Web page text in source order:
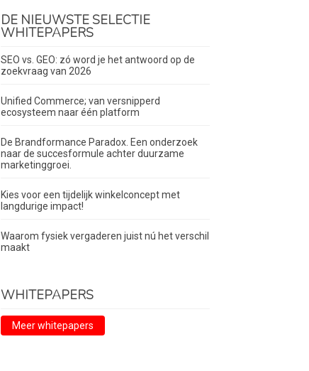
DE NIEUWSTE SELECTIE
WHITEPAPERS
SEO vs. GEO: zó word je het antwoord op de
zoekvraag van 2026
Unified Commerce; van versnipperd
ecosysteem naar één platform
De Brandformance Paradox. Een onderzoek
naar de succesformule achter duurzame
marketinggroei.
Kies voor een tijdelijk winkelconcept met
langdurige impact!
Waarom fysiek vergaderen juist nú het verschil
maakt
WHITEPAPERS
Meer whitepapers